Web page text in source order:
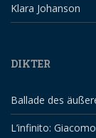
Klara Johanson
DIKTER
Ballade des
L’infinito: